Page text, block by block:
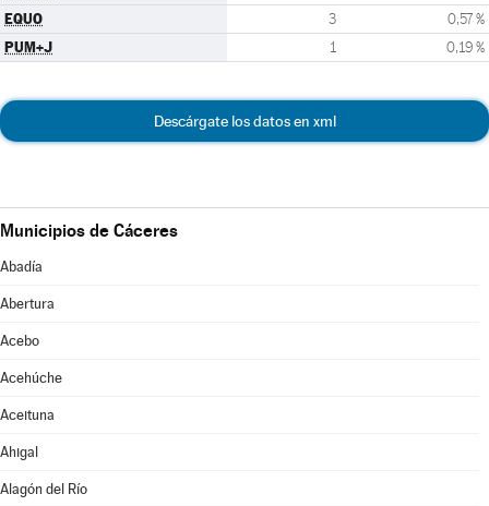
EQUO 3 0,57 %
PUM+J 1 0,19 %
Descárgate los datos en xml
Municipios de Cáceres
Abadía
Abertura
Acebo
Acehúche
Aceituna
Ahigal
Alagón del Río